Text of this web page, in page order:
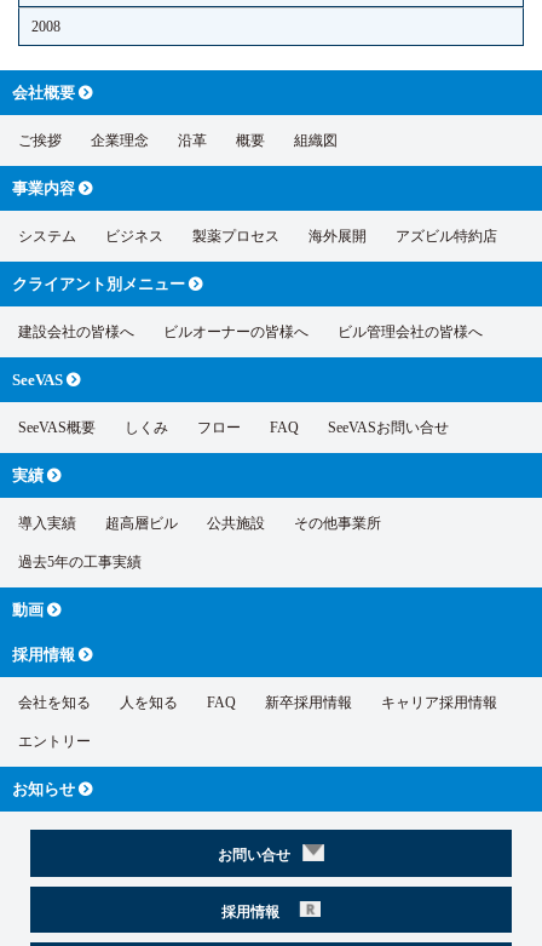
2008
会社概要
ご挨拶 企業理念 沿革 概要 組織図
事業内容
システム ビジネス 製薬プロセス 海外展開 アズビル特約店
クライアント別 メニュー
建設会社の皆様へ ビルオーナーの皆様へ ビル管理会社の皆様へ
SeeVAS
SeeVAS概要 しくみ フロー FAQ SeeVASお問い合せ
実績
導入実績 超高層ビル 公共施設 その他事業所
過去5年の工事実績
動画
採用情報
会社を知る 人を知る FAQ 新卒採用情報 キャリア採用情報
エントリー
お知らせ
お問い合せ
採用情報